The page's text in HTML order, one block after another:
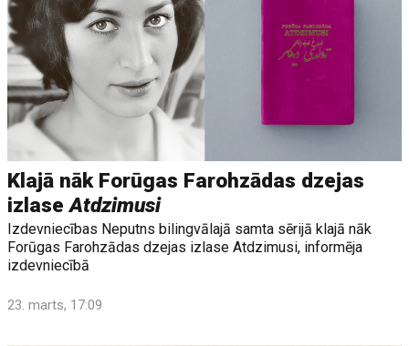
Klajā nāk Forūgas Farohzādas dzejas
izlaseAtdzimusi
Izdevniecības Neputns bilingvālajā samta sērijā klajā nāk
Forūgas Farohzādas dzejas izlase Atdzimusi, informēja
izdevniecībā
23. marts, 17:09